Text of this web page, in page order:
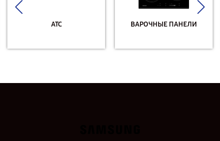
АТС ВАРОЧНЫЕ ПАНЕЛИ